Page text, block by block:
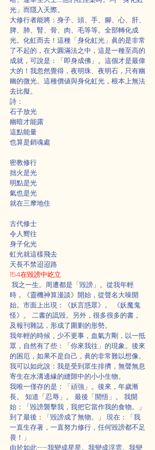
光」而隱入天際。
大修行者能將：身子、頭、手、腳、心、肝、
脾、肺、腎、骨、肉、毛等等。全部轉化成
光。化虹而去！這種「身化虹光」眞的是非常
了不起的，在大圓滿法之中，這是一種至高的
成就，可說是：「即身成佛」。這個才是最偉
大的！我忽然覺得，夜明珠、夜明石，只有幽
幽的微光。這種價値與身化虹光，根本上無法
去比擬。
詩：
石子放光
幽暗才能露
這點能量
也算是銷魂處
密教修行
拙火是光
明點是光
氣也是光
就在三摩地住
古代修士
令人嚮往
身子化光
虹光就這樣飛去
天長不禁迢迢路
154在毀謗中屹立
我之一生。周遭都是「毀謗」。從我年輕
時，《靈機神算漫談》開始，從聲名大噪開
始。市面上出現：《妖言惑眾》。 《妖魔鬼
怪》。 二書的詆毀。另外，很多很多的書，
及報刊雜誌，形成了圍剿的形勢。
我年輕的時候，少不更事，血氣方剛，以一抵
眾，自然有了些：「你來我往」的現象。後來
的困厄，如果不是自己，眞的非常難以想像。
我可以如此說：我是受到眾生排擠，無聲無息
寄生在水溝邊緣的縫隙中的小小生物。
我唯一僅存的是：「頑強」。後來，年歲漸
長。 知道「忍辱」。 最後「開悟」。 我開
始：「毀謗襲擊我，我把它當作我的食物。」
到了最後：「毀謗成了無物。」 現在：「我
一直生存著，一直努力修行，任何毀謗都不足
畏！」
由於如此——我變成星星。我變成浮雲。我變